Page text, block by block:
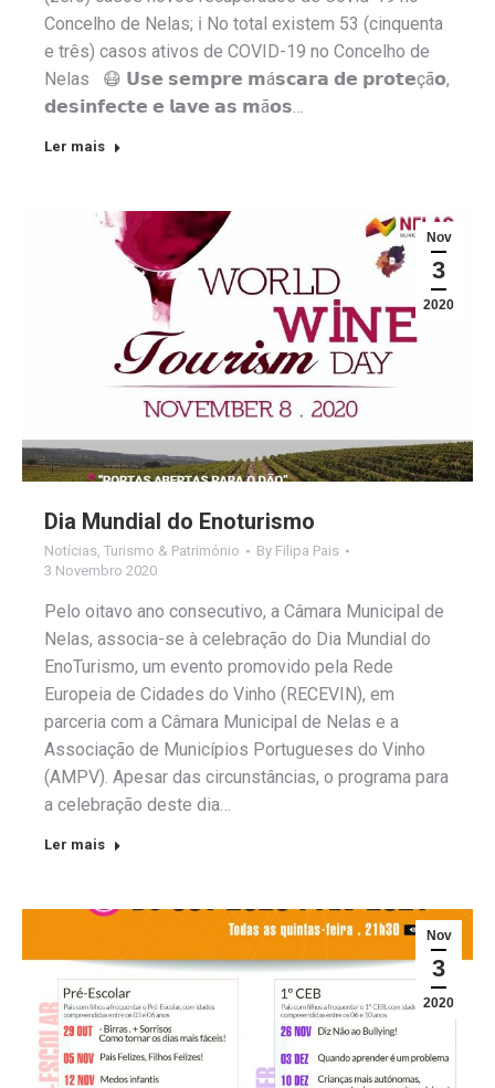
Concelho de Nelas; ℹ️ No total existem 53 (cinquenta
e três) casos ativos de COVID-19 no Concelho de
Nelas 😷 𝗨𝘀𝗲 𝘀𝗲𝗺𝗽𝗿𝗲 𝗺á𝘀𝗰𝗮𝗿𝗮 𝗱𝗲 𝗽𝗿𝗼𝘁𝗲çã𝗼,
𝗱𝗲𝘀𝗶𝗻𝗳𝗲𝗰𝘁𝗲 𝗲 𝗹𝗮𝘃𝗲 𝗮𝘀 𝗺ã𝗼𝘀…
Ler mais
Nov
3
2020
Dia Mundial do Enoturismo
Notícias, Turismo & Património By Filipa Pais
3 Novembro 2020
Pelo oitavo ano consecutivo, a Câmara Municipal de
Nelas, associa-se à celebração do Dia Mundial do
EnoTurismo, um evento promovido pela Rede
Europeia de Cidades do Vinho (RECEVIN), em
parceria com a Câmara Municipal de Nelas e a
Associação de Municípios Portugueses do Vinho
(AMPV). Apesar das circunstâncias, o programa para
a celebração deste dia…
Ler mais
Nov
3
2020